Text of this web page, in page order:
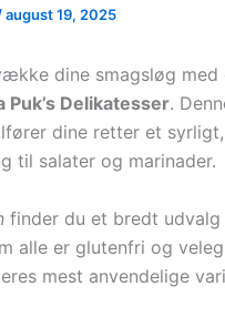
august 19, 2025
dine smagsløg
Delikatesser.
dine retter et
til salater og marinader.
finder du et bredt udvalg
alle er glutenfri og
mest anvendelige